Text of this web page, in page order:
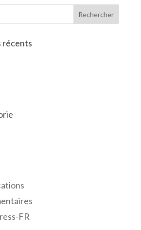
récents
FR